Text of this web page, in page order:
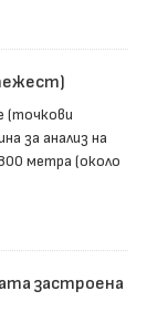
(точкови
за анализ на
метра (около
застроена